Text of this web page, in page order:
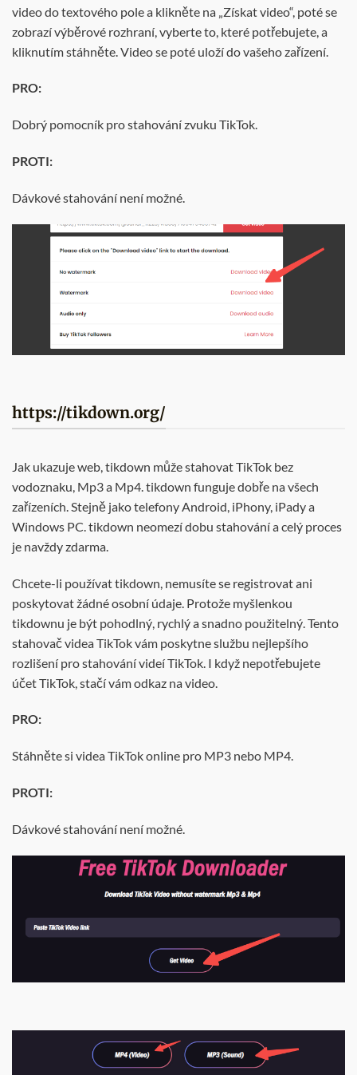
video do textového pole a klikněte na „Získat video“, poté se
zobrazí výběrové rozhraní, vyberte to, které potřebujete, a
kliknutím stáhněte. Video se poté uloží do vašeho zařízení.
PRO:
Dobrý pomocník pro stahování zvuku TikTok.
PROTI:
Dávkové stahování není možné.
https://tikdown.org/
Jak ukazuje web, tikdown může stahovat TikTok bez
vodoznaku, Mp3 a Mp4. tikdown funguje dobře na všech
zařízeních. Stejně jako telefony Android, iPhony, iPady a
Windows PC. tikdown neomezí dobu stahování a celý proces
je navždy zdarma.
Chcete-li používat tikdown, nemusíte se registrovat ani
poskytovat žádné osobní údaje. Protože myšlenkou
tikdownu je být pohodlný, rychlý a snadno použitelný. Tento
stahovač videa TikTok vám poskytne službu nejlepšího
rozlišení pro stahování videí TikTok. I když nepotřebujete
účet TikTok, stačí vám odkaz na video.
PRO:
Stáhněte si videa TikTok online pro MP3 nebo MP4.
PROTI:
Dávkové stahování není možné.